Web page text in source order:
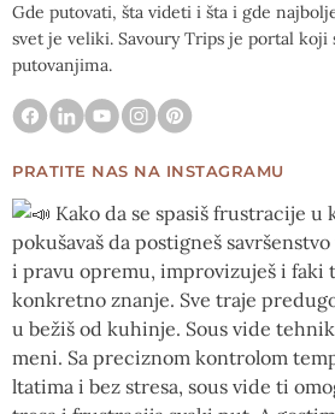
Gde putovati, šta videti i šta i gde
svet je veliki. Savoury Trips je portal koji
putovanjima.
PRATITE NAS NA INSTAGRAMU